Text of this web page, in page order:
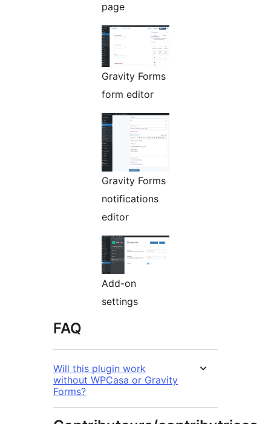
page
Gravity Forms
form editor
Gravity Forms
notifications
editor
Add-on
settings
FAQ
Will this plugin work
without WPCasa or Gravity
Forms?